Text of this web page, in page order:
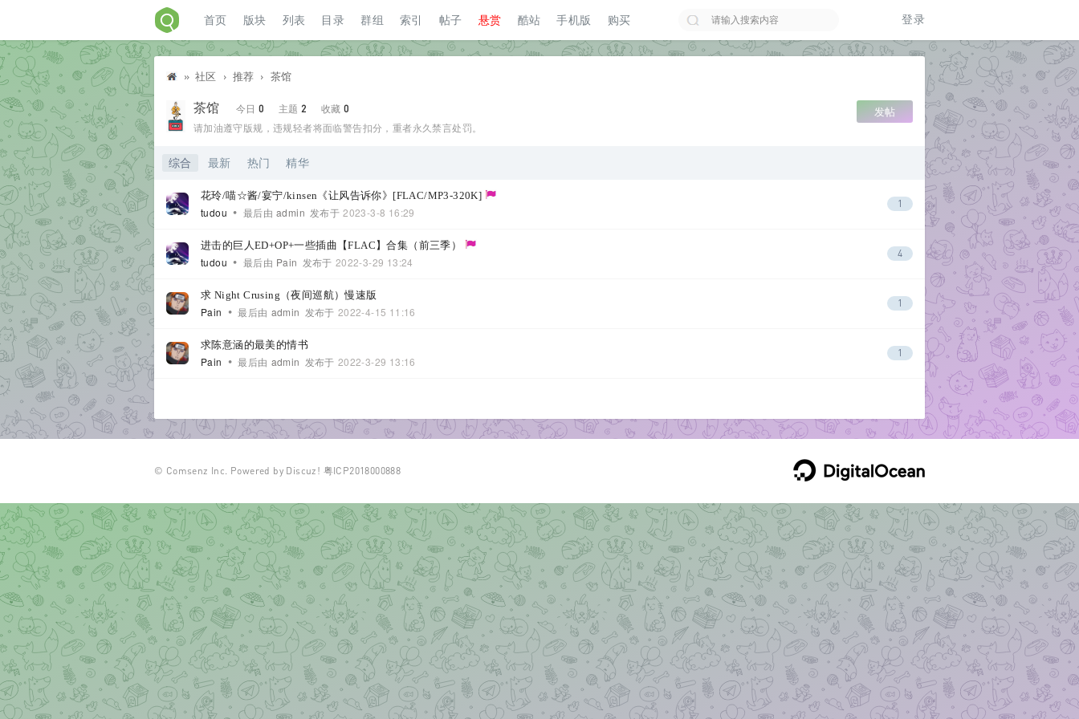
首页 版块 列表 目录 群组 索引 帖子 悬赏 酷站 手机版 购买
搜索
登录
Di
uz
!
B
oa
rd
» 社区 › 推荐 › 茶馆
茶馆 今日 0 主题 2 收藏 0
请加油遵守版规，违规轻者将面临警告扣分，重者永久禁言处罚。
发帖
综合 最新 热门 精华
1
花玲/喵☆酱/宴宁/kinsen《让风告诉你》[FLAC/MP3-320K]
tudou • 最后由 admin 发布于 2023-3-8 16:29
4
进击的巨人ED+OP+一些插曲【FLAC】合集（前三季）
tudou • 最后由 Pain 发布于 2022-3-29 13:24
1
求 Night Crusing（夜间巡航）慢速版
Pain • 最后由 admin 发布于 2022-4-15 11:16
1
求陈意涵的最美的情书
Pain • 最后由 admin 发布于 2022-3-29 13:16
© Comsenz Inc. Powered by Discuz! 粤ICP2018000888